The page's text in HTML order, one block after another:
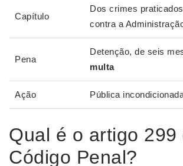
Capítulo
Dos crimes
contra a
Pena
Detenção, de seis
multa
Ação Pública
Qual é o artigo 299
Código Penal?